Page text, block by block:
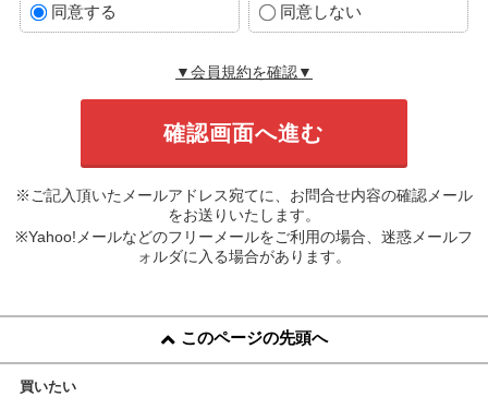
同意する 同意しない
▼会員規約を確認▼
※ご記入頂いたメールアドレス宛てに、お問合せ内容の確認メール
をお送りいたします。
※Yahoo!メールなどのフリーメールをご利用の場合、迷惑メールフ
ォルダに入る場合があります。
このページの先頭へ
買いたい